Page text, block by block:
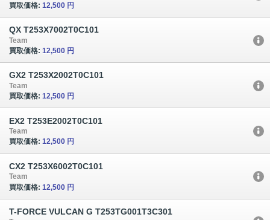
買取価格: 12,500 円
QX T253X7002T0C101
Team
買取価格: 12,500 円
GX2 T253X2002T0C101
Team
買取価格: 12,500 円
EX2 T253E2002T0C101
Team
買取価格: 12,500 円
CX2 T253X6002T0C101
Team
買取価格: 12,500 円
T-FORCE VULCAN G T253TG001T3C301